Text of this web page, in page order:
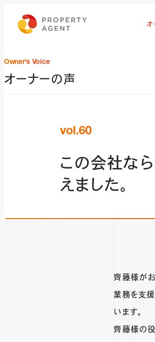
オ
Owner's Voice
オーナーの声
vol.60
この会社なら
えました。
齊藤様が
業務を支
います。
齊藤様の